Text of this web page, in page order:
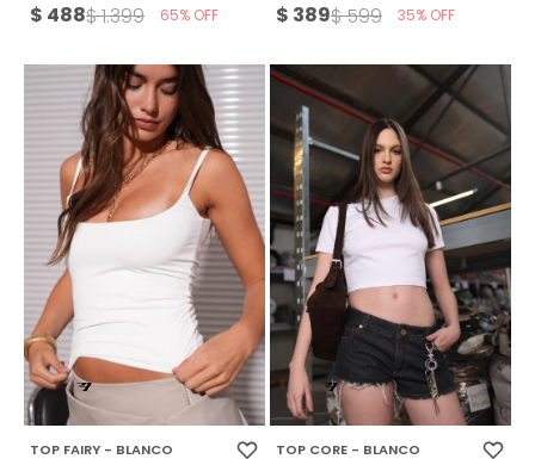
$ 488$1.399 65 $ 389$599 35
TOP FAIRY - BLANCO TOP CORE - BLANCO